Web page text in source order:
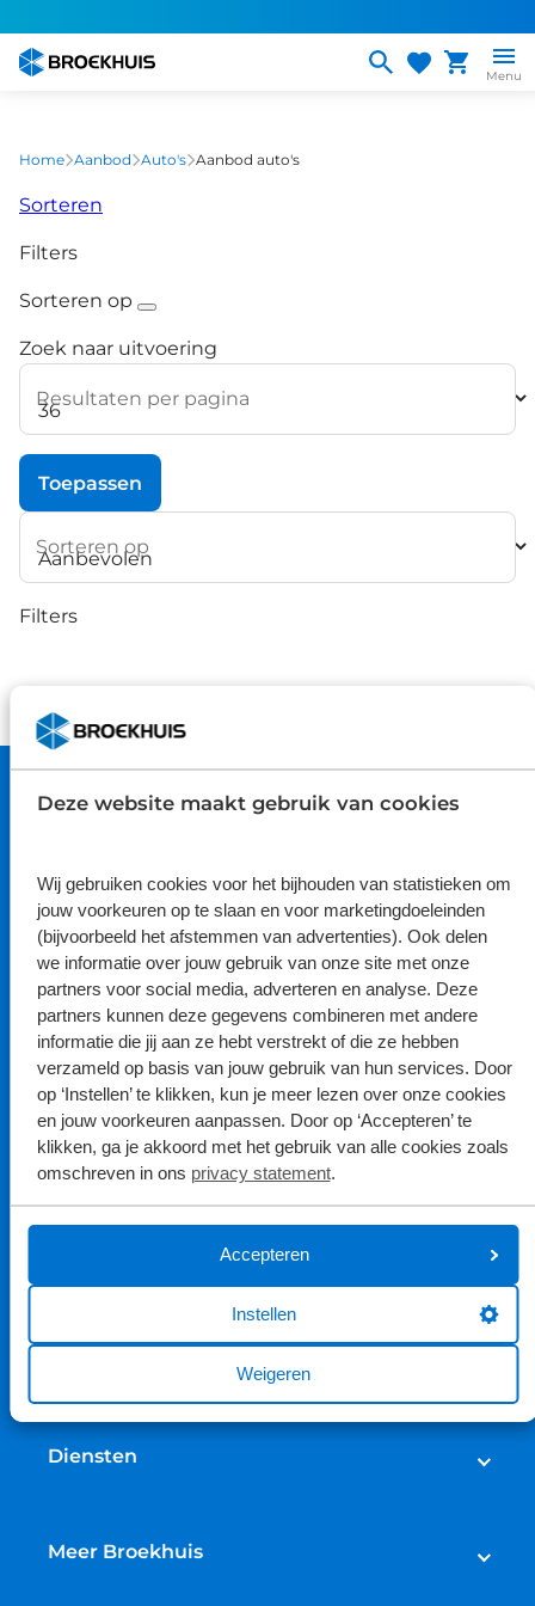
Deze website maakt gebruik van cookies
Wij gebruiken cookies voor het bijhouden van statistieken om
jouw voorkeuren op te slaan en voor marketingdoeleinden
(bijvoorbeeld het afstemmen van advertenties). Ook delen
we informatie over jouw gebruik van onze site met onze
partners voor social media, adverteren en analyse. Deze
partners kunnen deze gegevens combineren met andere
informatie die jij aan ze hebt verstrekt of die ze hebben
verzameld op basis van jouw gebruik van hun services. Door
op ‘Instellen’ te klikken, kun je meer lezen over onze cookies
en jouw voorkeuren aanpassen. Door op ‘Accepteren’ te
klikken, ga je akkoord met het gebruik van alle cookies zoals
omschreven in ons privacy statement.
Accepteren
Instellen
Weigeren
naar
gaan
Menu
Home Aanbod Auto's Aanbod auto's
Sorteren
Filters
Sorteren op
Zoek naar uitvoering
Resultaten per pagina
Toepassen
Sorteren op
Filters
9.1
Bekijk hier de reviews
4.5
van
5
sterren
Volg ons
Campers
Fietsen
Werkplaatsafspraak maken
APK
Diensten
Schadeherstel
Meer Broekhuis